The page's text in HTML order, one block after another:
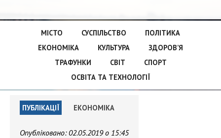
МІСТО СУСПІЛЬСТВО
ПОЛІТИКА
ЕКОНОМІКА
КУЛЬТУРА
ЗДОРОВ’Я
ТРАФУНКИ
СВІТ
СПОРТ
ОСВІТА ТА ТЕХНОЛОГІЇ
ПУБЛІКАЦІЇ ЕКОНОМІКА
Опубліковано: 02.05.2019 о 15:45